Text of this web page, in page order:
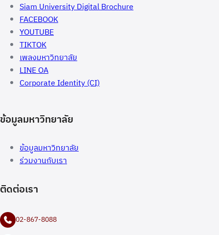
Siam University Digital Brochure
FACEBOOK
YOUTUBE
TIKTOK
เพลงมหาวิทยาลัย
LINE OA
Corporate Identity (CI)
ข้อมูลมหาวิทยาลัย
ข้อมูลมหาวิทยาลัย
ร่วมงานกับเรา
ติดต่อเรา
02-867-8088